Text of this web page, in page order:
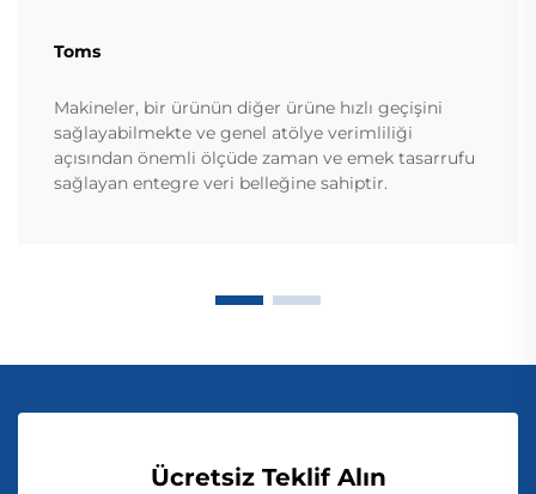
Toms
Makineler, bir ürünün diğer ürüne hızlı geçişini
sağlayabilmekte ve genel atölye verimliliği
açısından önemli ölçüde zaman ve emek tasarrufu
sağlayan entegre veri belleğine sahiptir.
Ücretsiz Teklif Alın